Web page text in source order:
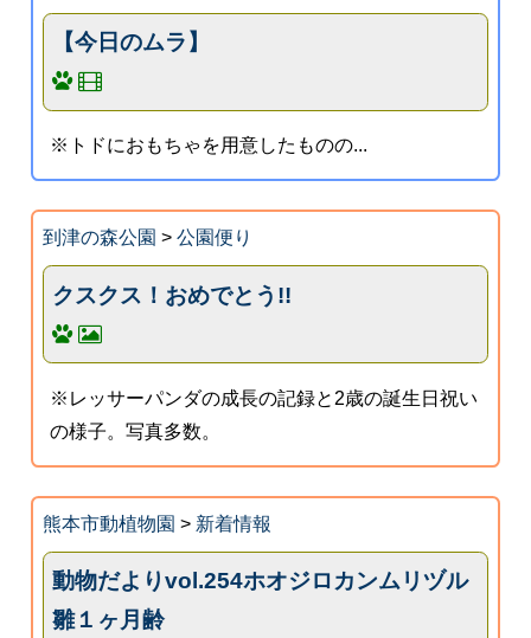
【今日のムラ】
※トドにおもちゃを用意したものの...
到津の森公園 > 公園便り
クスクス！おめでとう!!
※レッサーパンダの成長の記録と2歳の誕生日祝い
の様子。写真多数。
熊本市動植物園 > 新着情報
動物だよりvol.254ホオジロカンムリヅル
雛１ヶ月齢